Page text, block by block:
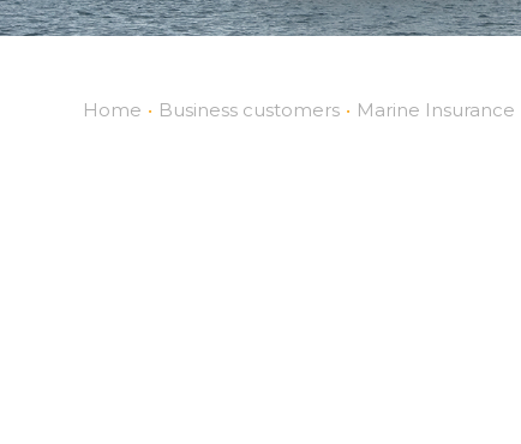
Home • Business customers • Marine Insurance